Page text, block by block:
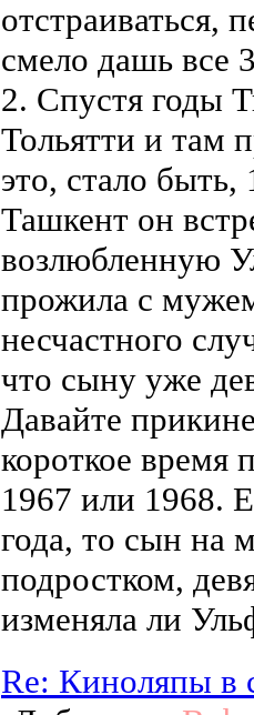
отстраиваться,
смело дашь все
2. Спустя годы
Тольятти и там
это, стало
Ташкент он
возлюбленную
прожила с мужем
несчастного
что сыну уже
Давайте
короткое время
1967 или 1968.
года, то сын на
подростком,
изменяла ли
Re: Киноляпы в